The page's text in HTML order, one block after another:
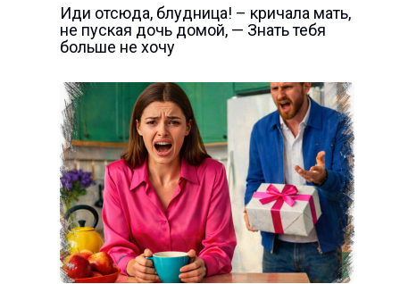
Иди отсюда, блудница! – кричала мать,
не пуская дочь домой, — Знать тебя
больше не хочу